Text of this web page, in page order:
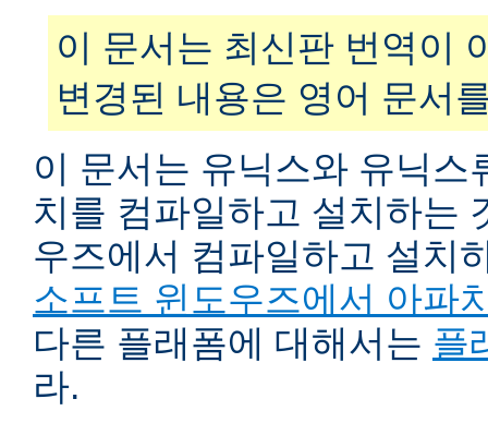
이 문서는 최신판 번역이
변경된 내용은 영어 문서
이 문서는 유닉스와 유닉스
치를 컴파일하고 설치하는
우즈에서 컴파일하고 설치
소프트 윈도우즈에서 아파
다른 플래폼에 대해서는 플
라.